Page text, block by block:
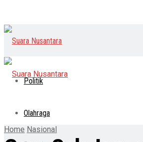
Politik
Olahraga
Home Nasional